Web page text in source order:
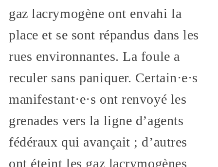
gaz lacrymogène ont envahi la
place et se sont répandus dans les
rues environnantes. La foule a
reculer sans paniquer. Certain·e·s
manifestant·e·s ont renvoyé les
grenades vers la ligne d’agents
fédéraux qui avançait ; d’autres
ont éteint les gaz lacrymogènes